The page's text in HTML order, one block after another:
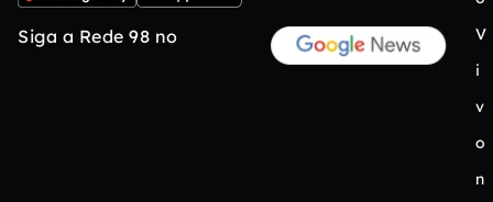
Siga a Rede 98 no
V
i
v
o
n